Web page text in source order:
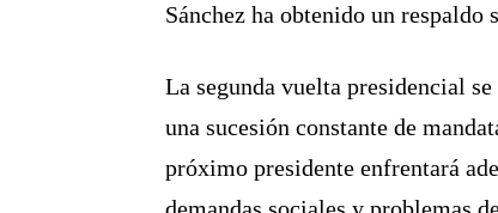
Sánchez ha obtenido un
La segunda vuelta presidencial
una sucesión constante de
próximo presidente enfrentará